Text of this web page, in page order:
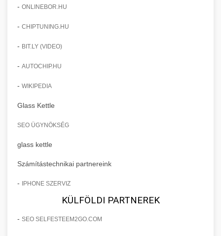
- ONLINEBOR.HU
- CHIPTUNING.HU
- BIT.LY (VIDEO)
- AUTOCHIP.HU
- WIKIPEDIA
Glass Kettle
SEO ÜGYNÖKSÉG
glass kettle
Számítástechnikai partnereink
- IPHONE SZERVIZ
KÜLFÖLDI PARTNEREK
- SEO SELFESTEEM2GO.COM